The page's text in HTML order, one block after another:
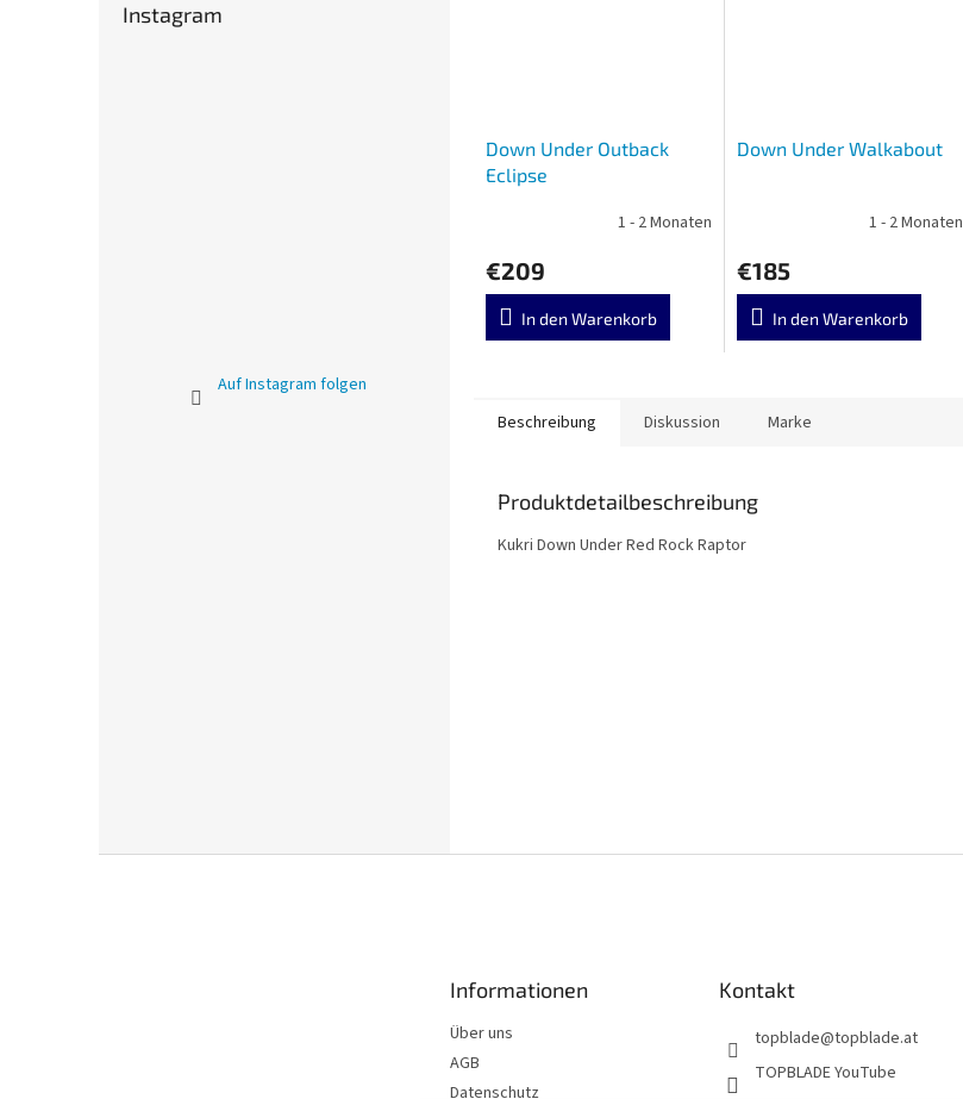
Instagram
Auf Instagram folgen
Down Under Outback
Eclipse
1 - 2 Monaten
€209
In den Warenkorb
Down Under Walkabout
1 - 2 Monaten
€185
In den Warenkorb
Beschreibung Diskussion Marke
Produktdetailbeschreibung
Kukri Down Under Red Rock Raptor
Informationen
Über uns
AGB
Datenschutz
Kontakt
topblade@topblade.at
TOPBLADE YouTube